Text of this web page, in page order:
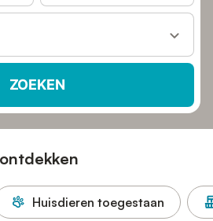
ZOEKEN
Huisdieren toegestaan